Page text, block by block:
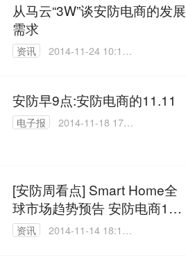
从马云“3W”谈安防电商的发展
需求
资讯
2014-11-24 10:16:
安防早9点:安防电商的11.11
电子报
2014-11-18 17:5
[安防周看点] Smart Home全
球市场趋势预告 安防电商11.
11
资讯
2014-11-14 18:13: